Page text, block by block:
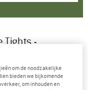
Tights -
om de noodzakelijke
bieden we bijkomende
om inhouden en